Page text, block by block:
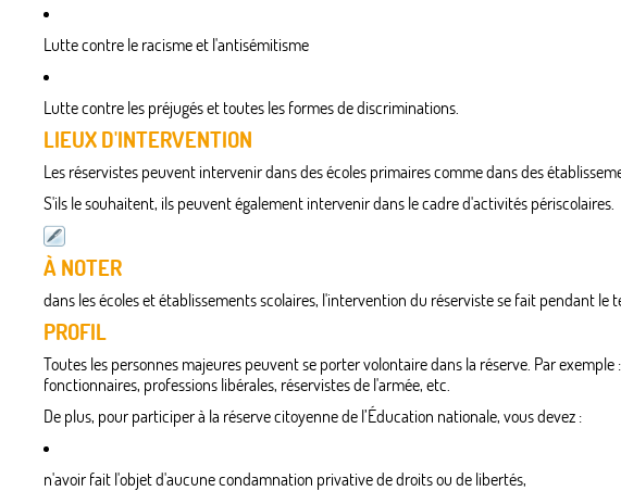
Lutte contre le racisme et l'antisémitisme
Lutte contre les préjugés et toutes les formes de discriminations.
LIEUX D'INTERVENTION
Les réservistes peuvent intervenir dans des écoles primaires comme dans des
S'ils le souhaitent, ils peuvent également intervenir dans le cadre d'activités périscolaires.
À NOTER
dans les écoles et établissements scolaires, l'intervention du réserviste se fait pendant
PROFIL
Toutes les personnes majeures peuvent se porter volontaire dans la réserve. Par
fonctionnaires, professions libérales, réservistes de l'armée, etc.
De plus, pour participer à la réserve citoyenne de l’Éducation nationale, vous devez :
n'avoir fait l'objet d'aucune condamnation privative de droits ou de libertés,